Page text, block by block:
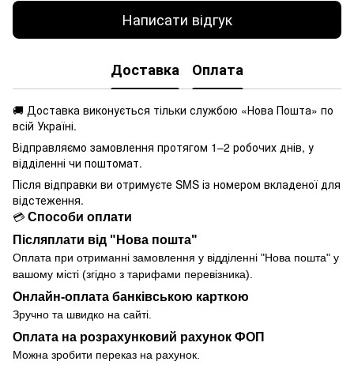
Написати відгук
Доставка Оплата
🚚 Доставка виконується тільки службою «Нова Пошта» по
всій Україні.
Відправляємо замовлення протягом 1–2 робочих днів, у
відділенні чи поштомат.
Після відправки ви отримуєте SMS із номером вкладеної для
відстеження.
💳 Способи оплати
Післяплати від "Нова пошта"
Оплата при отриманні замовлення у відділенні "Нова пошта" у
вашому місті (згідно з тарифами перевізника).
Онлайн-оплата банківською карткою
Зручно та швидко на сайті.
Оплата на розрахунковий рахунок ФОП
Можна зробити переказ на рахунок.